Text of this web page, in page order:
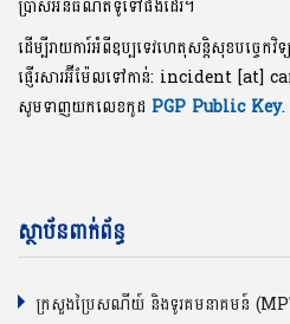
ប្រាស់អ៊ិនធឺណិតទូទៅផងដែរ។
ដើម្បីរាយការ៍អំពីឧប្បទេវហេតុសន្តិសុខបច្ចេ
ផ្ញើរសារអ៊ីម៉ែលទៅកាន់: incident [at]
សូមទាញយកលេខកូដ PGP Public Key.
ស្ថាប័នពាក់ព័ន្ធ
ក្រសួងប្រៃសណីយ៍ និងទូរគមនាគមន៍